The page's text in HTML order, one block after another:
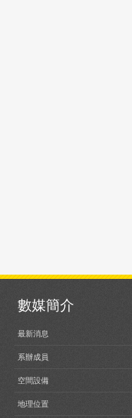
數媒簡介
最新消息
系辦成員
空間設備
地理位置